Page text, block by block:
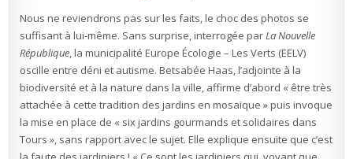
Nous ne reviendrons pas sur les faits, le choc des photos se
suffisant à lui-même. Sans surprise, interrogée parLa Nouvelle
République, la municipalité Europe Écologie – Les Verts (EELV)
oscille entre déni et autisme. Betsabée Haas, l’adjointe à la
biodiversité et à la nature dans la ville, affirme d’abord « être très
attachée à cette tradition des jardins en mosaïque » puis invoque
la mise en place de « six jardins gourmands et solidaires dans
Tours », sans rapport avec le sujet. Elle explique ensuite que c’est